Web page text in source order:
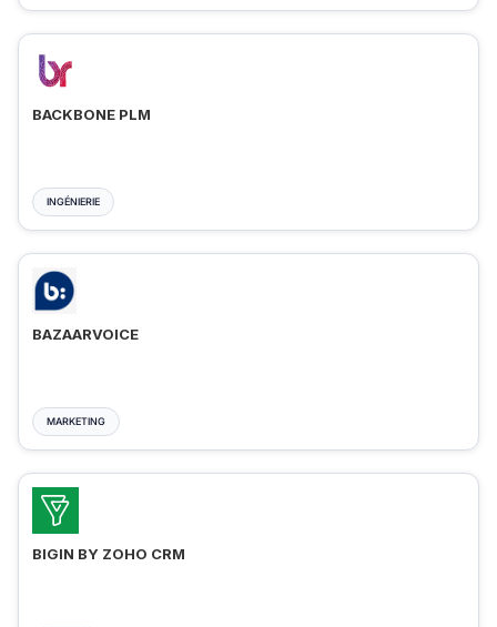
BACKBONE PLM
INGÉNIERIE
BAZAARVOICE
MARKETING
BIGIN BY ZOHO CRM